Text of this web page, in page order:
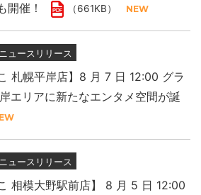
開催！
（661KB）
ニュースリリース
札幌平岸店】8 月 7 日 12:00 グラ
エリアに新たなエンタメ空間が誕
ニュースリリース
相模大野駅前店】 8 月 5 日 12:00